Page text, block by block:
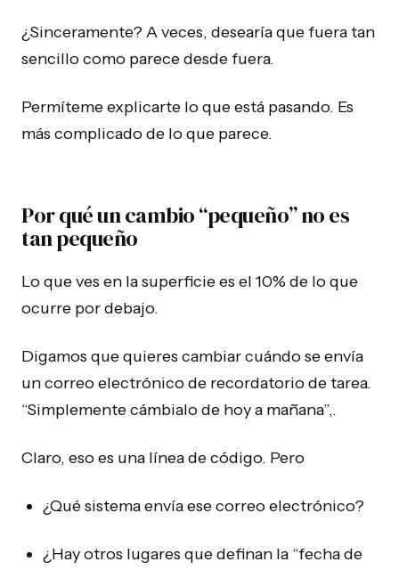
¿Sinceramente? A veces, desearía que fuera tan
sencillo como parece desde fuera.
Permíteme explicarte lo que está pasando. Es
más complicado de lo que parece.
Por qué un cambio “pequeño” no es
tan pequeño
Lo que ves en la superficie es el 10% de lo que
ocurre por debajo.
Digamos que quieres cambiar cuándo se envía
un correo electrónico de recordatorio de tarea.
“Simplemente cámbialo de hoy a mañana”,.
Claro, eso es una línea de código. Pero
¿Qué sistema envía ese correo electrónico?
¿Hay otros lugares que definan la “fecha de